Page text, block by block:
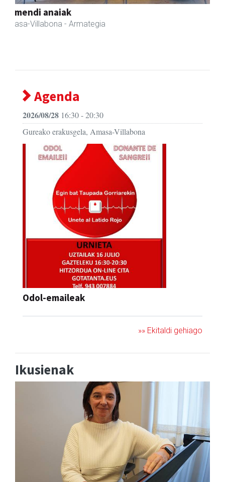
Akam espazioa
Amasa-Villabona - Arropa-dendak
Agenda
2026/08/28 16:30 - 20:30
Gureako erakusgela, Amasa-Villabona
Odol-emaileak
»» Ekitaldi gehiago
Ikusienak